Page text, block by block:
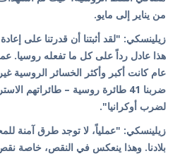
من يناير إلى مايو.
زيلينسكي: "لقد أثبتنا أن قدرتنا على
هذا عادل رداً على كل ما تفعله روسيا.
عام كانت أكبر وأكثر الخسائر الروسية
ضربنا 41 طائرة روسية – طائراتهم
لضرب أوكرانيا".
زيلينسكي: "عملياً، لا توجد طرق آمنة
بلادنا. وهذا ينعكس في النقص، خاصة